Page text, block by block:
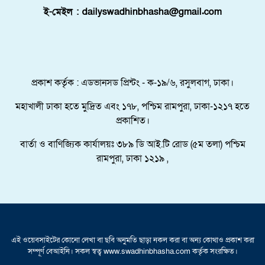
শরণার্থী ও আশ্রয়প্রার্থী ব্যবস্থাপনায় মালয়েশিয়ার নতুন
ই-মেইল : dailyswadhinbhasha@gmail.com
প্রকাশ কর্তৃক : এডভানসড প্রিন্টং - ক-১৯/৬, রসুলবাগ, ঢাকা।
মহাখালী ঢাকা হতে মুদ্রিত এবং ১৭৮, পশ্চিম রামপুরা, ঢাকা-১২১৭ হতে
প্রকাশিত।
বার্তা ও বাণিজ্যিক কার্যালয়ঃ ৩৮৯ ডি আই.টি রোড (৫ম তলা) পশ্চিম
রামপুরা, ঢাকা ১২১৯ ,
এই ওয়েবসাইটের কোনো লেখা বা ছবি অনুমতি ছাড়া নকল করা বা অন্য কোথাও প্রকাশ করা
সম্পূর্ণ বেআইনি। সকল স্বত্ব www.swadhinbhasha.com কর্তৃক সংরক্ষিত।